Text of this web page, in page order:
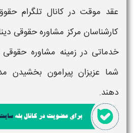
عقد موقت در کانال تلگرام
کارشناسان مرکز مشاوره حقوقی دینا
خدماتی در زمینه مشاوره حقوقی
شما عزیزان پیرامون بخشیدن
دهند.